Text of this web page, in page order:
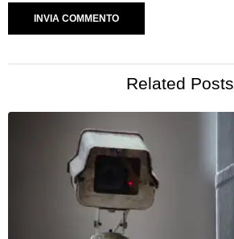
Related Posts